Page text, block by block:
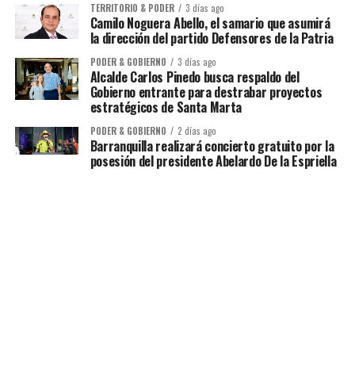
TERRITORIO & PODER 3 días ago
Camilo Noguera Abello, el samario que asumirá
la dirección del partido Defensores de la Patria
PODER & GOBIERNO 3 días ago
Alcalde Carlos Pinedo busca respaldo del
Gobierno entrante para destrabar proyectos
estratégicos de Santa Marta
PODER & GOBIERNO 2 días ago
Barranquilla realizará concierto gratuito por la
posesión del presidente Abelardo De la Espriella